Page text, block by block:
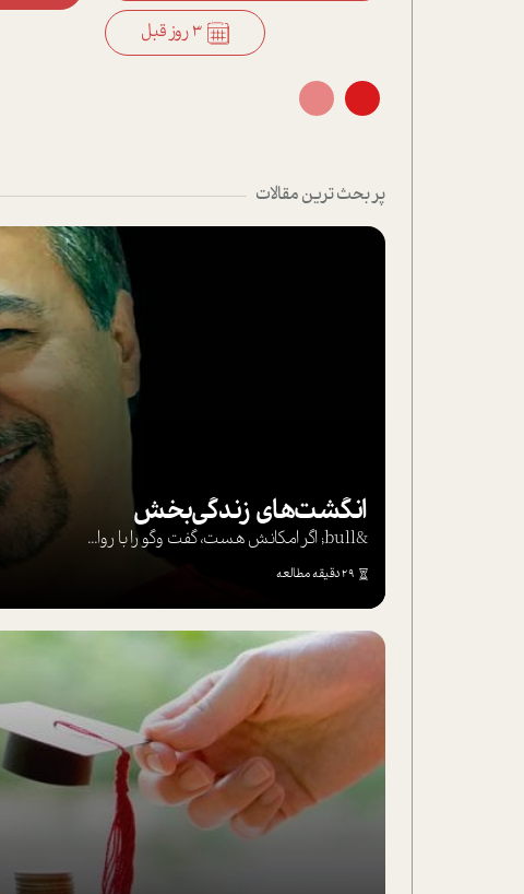
3 روز قبل
پر بحث ترین مقالات
انگشت‌های‌ زندگی‌بخش
&bull; اگر امکانش هست، گفت وگو را با روا...
29 دقیقه مطالعه